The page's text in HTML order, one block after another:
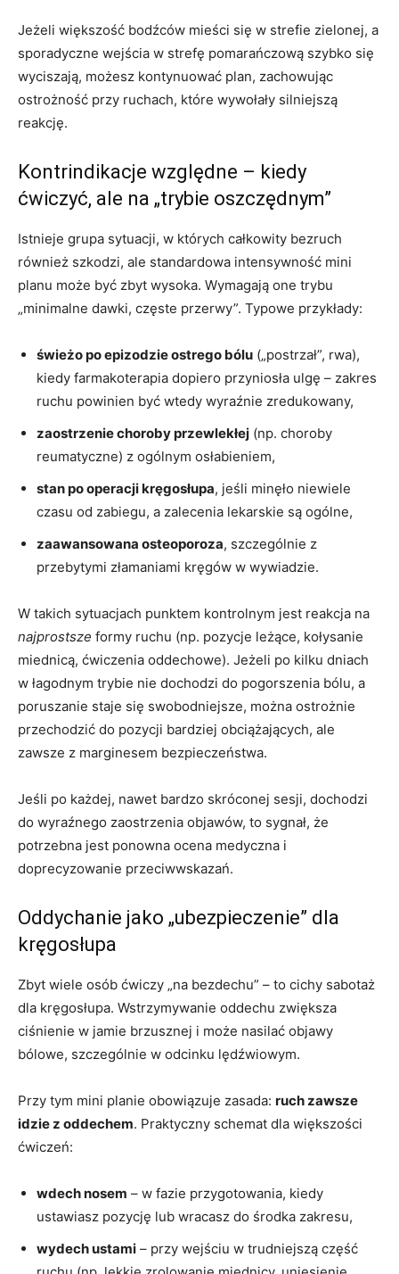
Jeżeli większość bodźców mieści się w strefie zielonej, a
sporadyczne wejścia w strefę pomarańczową szybko się
wyciszają, możesz kontynuować plan, zachowując
ostrożność przy ruchach, które wywołały silniejszą
reakcję.
Kontrindikacje względne – kiedy
ćwiczyć, ale na „trybie oszczędnym”
Istnieje grupa sytuacji, w których całkowity bezruch
również szkodzi, ale standardowa intensywność mini
planu może być zbyt wysoka. Wymagają one trybu
„minimalne dawki, częste przerwy”. Typowe przykłady:
świeżo po epizodzie ostrego bólu („postrzał”, rwa),
kiedy farmakoterapia dopiero przyniosła ulgę – zakres
ruchu powinien być wtedy wyraźnie zredukowany,
zaostrzenie choroby przewlekłej (np. choroby
reumatyczne) z ogólnym osłabieniem,
stan po operacji kręgosłupa, jeśli minęło niewiele
czasu od zabiegu, a zalecenia lekarskie są ogólne,
zaawansowana osteoporoza, szczególnie z
przebytymi złamaniami kręgów w wywiadzie.
W takich sytuacjach punktem kontrolnym jest reakcja na
najprostsze formy ruchu (np. pozycje leżące, kołysanie
miednicą, ćwiczenia oddechowe). Jeżeli po kilku dniach
w łagodnym trybie nie dochodzi do pogorszenia bólu, a
poruszanie staje się swobodniejsze, można ostrożnie
przechodzić do pozycji bardziej obciążających, ale
zawsze z marginesem bezpieczeństwa.
Jeśli po każdej, nawet bardzo skróconej sesji, dochodzi
do wyraźnego zaostrzenia objawów, to sygnał, że
potrzebna jest ponowna ocena medyczna i
doprecyzowanie przeciwwskazań.
Oddychanie jako „ubezpieczenie” dla
kręgosłupa
Zbyt wiele osób ćwiczy „na bezdechu” – to cichy sabotaż
dla kręgosłupa. Wstrzymywanie oddechu zwiększa
ciśnienie w jamie brzusznej i może nasilać objawy
bólowe, szczególnie w odcinku lędźwiowym.
Przy tym mini planie obowiązuje zasada: ruch zawsze
idzie z oddechem. Praktyczny schemat dla większości
ćwiczeń:
wdech nosem – w fazie przygotowania, kiedy
ustawiasz pozycję lub wracasz do środka zakresu,
wydech ustami – przy wejściu w trudniejszą część